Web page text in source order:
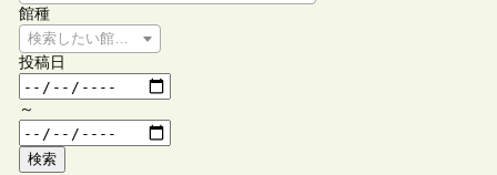
館種
検索したい館種を選択してください
投稿日
～
検索